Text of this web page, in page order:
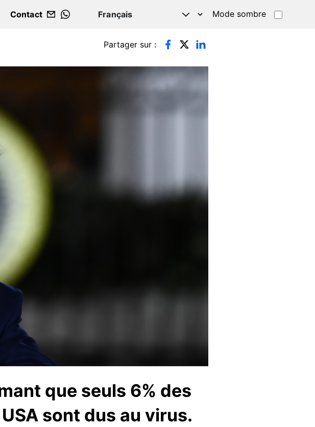
Contact
WHATSAPP
Mode sombre
Partager sur :
que seuls 6% des
sont dus au virus.